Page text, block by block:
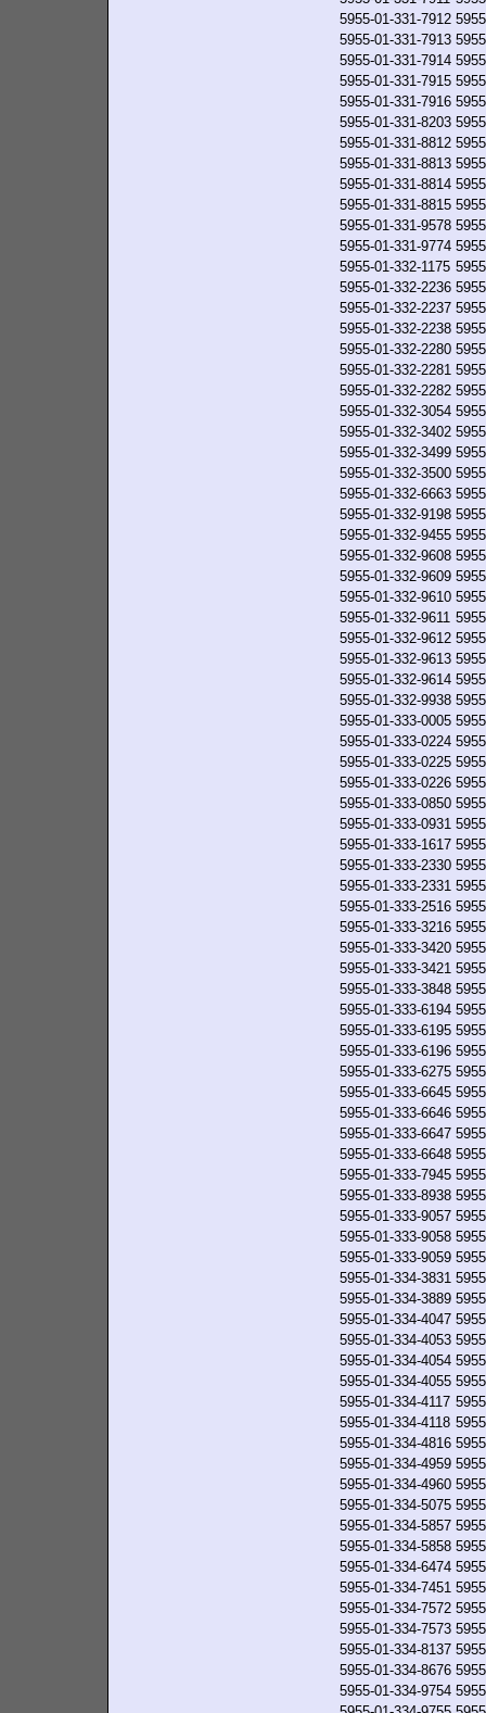
5955-01-331-7912
5955-01-331-7913
5955-01-331-7914
5955-01-331-7915
5955-01-331-7916
5955-01-331-8203
5955-01-331-8812
5955-01-331-8813
5955-01-331-8814
5955-01-331-8815
5955-01-331-9578
5955-01-331-9774
5955-01-332-1175
5955-01-332-2236
5955-01-332-2237
5955-01-332-2238
5955-01-332-2280
5955-01-332-2281
5955-01-332-2282
5955-01-332-3054
5955-01-332-3402
5955-01-332-3499
5955-01-332-3500
5955-01-332-6663
5955-01-332-9198
5955-01-332-9455
5955-01-332-9608
5955-01-332-9609
5955-01-332-9610
5955-01-332-9611
5955-01-332-9612
5955-01-332-9613
5955-01-332-9614
5955-01-332-9938
5955-01-333-0005
5955-01-333-0224
5955-01-333-0225
5955-01-333-0226
5955-01-333-0850
5955-01-333-0931
5955-01-333-1617
5955-01-333-2330
5955-01-333-2331
5955-01-333-2516
5955-01-333-3216
5955-01-333-3420
5955-01-333-3421
5955-01-333-3848
5955-01-333-6194
5955-01-333-6195
5955-01-333-6196
5955-01-333-6275
5955-01-333-6645
5955-01-333-6646
5955-01-333-6647
5955-01-333-6648
5955-01-333-7945
5955-01-333-8938
5955-01-333-9057
5955-01-333-9058
5955-01-333-9059
5955-01-334-3831
5955-01-334-3889
5955-01-334-4047
5955-01-334-4053
5955-01-334-4054
5955-01-334-4055
5955-01-334-4117
5955-01-334-4118
5955-01-334-4816
5955-01-334-4959
5955-01-334-4960
5955-01-334-5075
5955-01-334-5857
5955-01-334-5858
5955-01-334-6474
5955-01-334-7451
5955-01-334-7572
5955-01-334-7573
5955-01-334-8137
5955-01-334-8676
5955-01-334-9754